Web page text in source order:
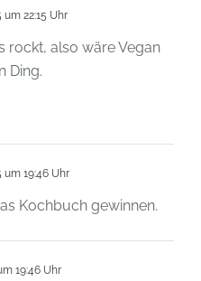
um 22:15 Uhr
rockt, also wäre Vegan
Ding.
um 19:46 Uhr
Kochbuch gewinnen.
19:46 Uhr